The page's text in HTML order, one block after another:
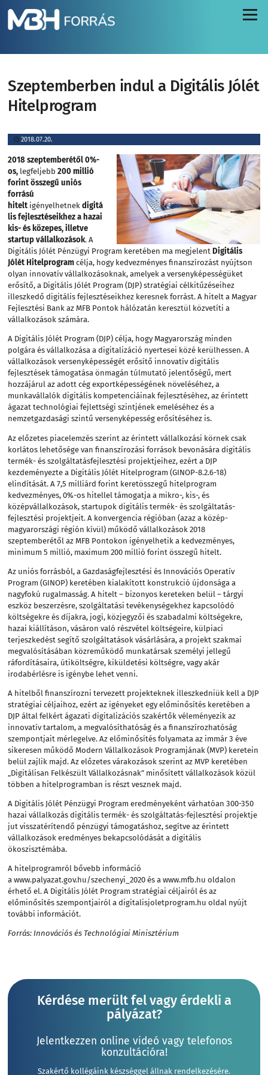
Menü
Szeptemberben indul a Digitális Jólét
Hitelprogram
2018.07.20.
2018 szeptemberétől 0%-
os, legfeljebb200 millió
forint összegű uniós
forrású
hitelt igényelhetnekdigitá
lis fejlesztéseikhez a hazai
kis- és közepes, illetve
startup vállalkozások. A
Digitális Jólét Pénzügyi Program keretében ma megjelent Digitális
Jólét Hitelprogram célja, hogy kedvezményes finanszírozást nyújtson
olyan innovatív vállalkozásoknak, amelyek a versenyképességüket
erősítő, a Digitális Jólét Program (DJP) stratégiai célkitűzéseihez
illeszkedő digitális fejlesztéseikhez keresnek forrást. A hitelt a Magyar
Fejlesztési Bank az MFB Pontok hálózatán keresztül közvetíti a
vállalkozások számára.
A Digitális Jólét Program (DJP) célja, hogy Magyarország minden
polgára és vállalkozása a digitalizáció nyertesei közé kerülhessen. A
vállalkozások versenyképességét erősítő innovatív digitális
fejlesztések támogatása önmagán túlmutató jelentőségű, mert
hozzájárul az adott cég exportképességének növeléséhez, a
munkavállalók digitális kompetenciáinak fejlesztéséhez, az érintett
ágazat technológiai fejlettségi szintjének emeléséhez és a
nemzetgazdasági szintű versenyképesség erősítéséhez is.
Az előzetes piacelemzés szerint az érintett vállalkozási körnek csak
korlátos lehetősége van finanszírozási források bevonására digitális
termék- és szolgáltatásfejlesztési projektjeihez, ezért a DJP
kezdeményezte a Digitális Jólét Hitelprogram (GINOP-8.2.6-18)
elindítását. A 7,5 milliárd forint keretösszegű hitelprogram
kedvezményes, 0%-os hitellel támogatja a mikro-, kis-, és
középvállalkozások, startupok digitális termék- és szolgáltatás-
fejlesztési projektjeit. A konvergencia régióban (azaz a közép-
magyarországi régión kívül) működő vállalkozások 2018
szeptemberétől az MFB Pontokon igényelhetik a kedvezményes,
minimum 5 millió, maximum 200 millió forint összegű hitelt.
Az uniós forrásból, a Gazdaságfejlesztési és Innovációs Operatív
Program (GINOP) keretében kialakított konstrukció újdonsága a
nagyfokú rugalmasság. A hitelt – bizonyos kereteken belül – tárgyi
eszköz beszerzésre, szolgáltatási tevékenységekhez kapcsolódó
költségekre és díjakra, jogi, közjegyzői és szabadalmi költségekre,
hazai kiállításon, vásáron való részvétel költségeire, külpiaci
terjeszkedést segítő szolgáltatások vásárlására, a projekt szakmai
megvalósításában közreműködő munkatársak személyi jellegű
ráfordításaira, útiköltségre, kiküldetési költségre, vagy akár
irodabérlésre is igénybe lehet venni.
A hitelből finanszírozni tervezett projekteknek illeszkedniük kell a DJP
stratégiai céljaihoz, ezért az igényeket egy előminősítés keretében a
DJP által felkért ágazati digitalizációs szakértők véleményezik az
innovatív tartalom, a megvalósíthatóság és a finanszírozhatóság
szempontjait mérlegelve. Az előminősítés folyamata az immár 3 éve
sikeresen működő Modern Vállalkozások Programjának (MVP) keretein
belül zajlik majd. Az előzetes várakozások szerint az MVP keretében
„Digitálisan Felkészült Vállalkozásnak” minősített vállalkozások közül
többen a hitelprogramban is részt vesznek majd.
A Digitális Jólét Pénzügyi Program eredményeként várhatóan 300-350
hazai vállalkozás digitális termék- és szolgáltatás-fejlesztési projektje
jut visszatérítendő pénzügyi támogatáshoz, segítve az érintett
vállalkozások eredményes bekapcsolódását a digitális
ökoszisztémába.
A hitelprogramról bővebb információ
awww.palyazat.gov.hu/szechenyi_2020 és awww.mfb.hu oldalon
érhető el. A Digitális Jólét Program stratégiai céljairól és az
előminősítés szempontjairól adigitalisjoletprogram.hu oldal nyújt
további információt.
Forrás: Innovációs és Technológiai Minisztérium
Kérdése merült fel vagy érdekli a
pályázat?
Jelentkezzen online videó vagy telefonos
konzultációra!
Szakértő kollégáink készséggel állnak rendelkezésére.